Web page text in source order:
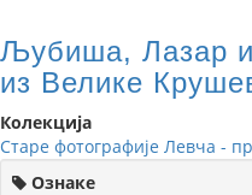
Љубиша, Лазар
из Велике
Колекција
Старе фотографије Левча -
Ознаке